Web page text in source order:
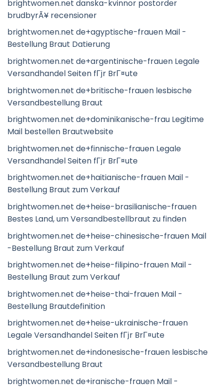
brightwomen.net danska-kvinnor postorder
brudbyrÃ¥ recensioner
brightwomen.net de+agyptische-frauen Mail -
Bestellung Braut Datierung
brightwomen.net de+argentinische-frauen Legale
Versandhandel Seiten fГјr BrГ¤ute
brightwomen.net de+britische-frauen lesbische
Versandbestellung Braut
brightwomen.net de+dominikanische-frau Legitime
Mail bestellen Brautwebsite
brightwomen.net de+finnische-frauen Legale
Versandhandel Seiten fГјr BrГ¤ute
brightwomen.net de+haitianische-frauen Mail -
Bestellung Braut zum Verkauf
brightwomen.net de+heise-brasilianische-frauen
Bestes Land, um Versandbestellbraut zu finden
brightwomen.net de+heise-chinesische-frauen Mail
-Bestellung Braut zum Verkauf
brightwomen.net de+heise-filipino-frauen Mail -
Bestellung Braut zum Verkauf
brightwomen.net de+heise-thai-frauen Mail -
Bestellung Brautdefinition
brightwomen.net de+heise-ukrainische-frauen
Legale Versandhandel Seiten fГјr BrГ¤ute
brightwomen.net de+indonesische-frauen lesbische
Versandbestellung Braut
brightwomen.net de+iranische-frauen Mail -